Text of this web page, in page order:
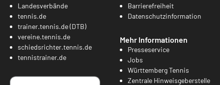
Landesverbände
tennis.de
trainer.tennis.de (DTB)
vereine.tennis.de
schiedsrichter.tennis.de
tennistrainer.de
Barrierefreiheit
Datenschutzinformation
Mehr Informationen
Presseservice
Jobs
Württemberg Tennis
Zentrale Hinweisgeberstelle